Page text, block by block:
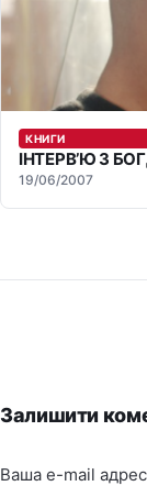
КНИГИ
ІНТЕРВ’Ю З
19/06/2007
Залишити
Ваша e-mail